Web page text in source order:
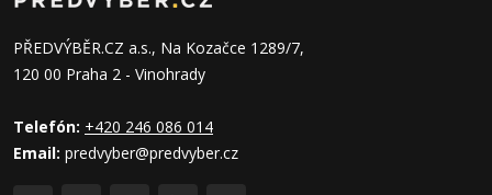
PŘEDVÝBĚR.CZ a.s., Na Kozačce 1289/7,
120 00 Praha 2 - Vinohrady
Telefón: +420 246 086 014
Email: predvyber@predvyber.cz